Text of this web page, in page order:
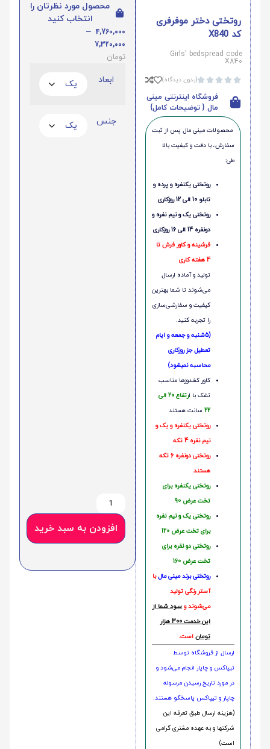
روتختی دختر موفرفری
کد X840
Girls' bedspread code
X840




(بدون دیدگاه)
فروشگاه اینترنتی مینی
مال { توضیحات کامل}
محصولات مینی‌ مال پس از ثبت
سفارش، با دقت و کیفیت بالا
طی:
روتختی یکنفره و پرده و
تابلو 10 الی 12 روزکاری
روتختی یک و نیم نفره و
دونفره 14 الی 16 روزکاری
فرشینه و کاور فرش تا
4 هفته کاری
تولید و آماده ارسال
می‌شوند تا شما بهترین
کیفیت و سفارشی‌سازی
را تجربه کنید.
(5شنبه و جمعه و ایام
تعطیل جز روزکاری
محاسبه نمیشود)
کاور کشدوزها مناسب
تشک با ا
رتفاع 20 الی
22 سانت هستند
روتختی یکنفره و یک و
نیم نفره 4 تکه
روتختی دونفره 6 تکه
هستند
روتختی یکنفره برای
تخت عرض 90
روتختی یک و نیم نفره
برای تخت عرض 120
روتختی دو نفره برای
تخت عرض 160
روتختی‌ برند مینی مالبا
آستر رنگی تولید
می‌شوند و سود شما از
این خدمت 300 هزار
تومان است.
ارسال از فروشگاه توسط
تیپاکس و چاپار انجام می‌شود و
در مورد تاریخ رسیدن مرسوله
چاپار و تیپاکس پاسخگو هستند.
(هزینه ارسال طبق تعرفه این
شرکتها و به عهده مشتری گرامی
است)
محصول مورد نظرتان را
انتخاب کنید
4,760,000
–
7,320,000
تومان
ابعاد
جنس
افزودن به سبد خرید